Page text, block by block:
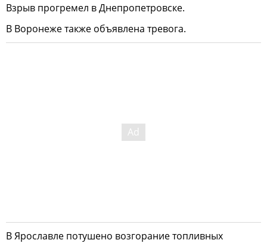
Взрыв прогремел в Днепропетровске.
В Воронеже также объявлена тревога.
В Ярославле потушено возгорание топливных